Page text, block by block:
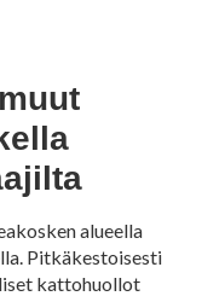
alueella
Pitkäkestoisesti
kattohuollot